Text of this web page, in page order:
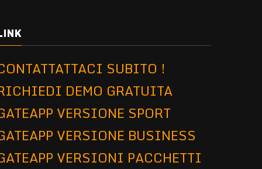
SUBITO !
DEMO GRATUITA
VERSIONE SPORT
VERSIONE BUSINESS
VERSIONI PACCHETTI